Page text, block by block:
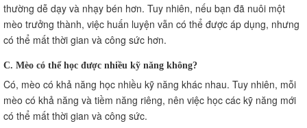
thường dễ dạy và nhạy bén hơn. Tuy nhiên, nếu bạn đã nuôi một
mèo trưởng thành, việc huấn luyện vẫn có thể được áp dụng, nhưng
có thể mất thời gian và công sức hơn.
C. Mèo có thể học được nhiều kỹ năng không?
Có, mèo có khả năng học nhiều kỹ năng khác nhau. Tuy nhiên, mỗi
mèo có khả năng và tiềm năng riêng, nên việc học các kỹ năng mới
có thể mất thời gian và công sức.